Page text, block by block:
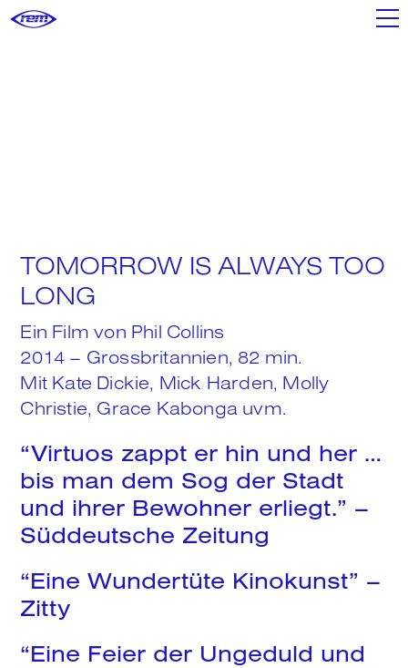
Mixtapes
We
TOMORROW IS ALWAYS TOO
LONG
Ein Film von Phil Collins
2014 – Grossbritannien, 82 min.
Mit Kate Dickie, Mick Harden, Molly
Christie, Grace Kabonga uvm.
“Virtuos zappt er hin und her …
bis man dem Sog der Stadt
und ihrer Bewohner erliegt.” –
Süddeutsche Zeitung
“Eine Wundertüte Kinokunst” –
Zitty
“Eine Feier der Ungeduld und